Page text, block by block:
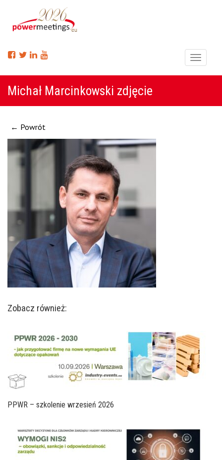
Menu
Michał Marcinkowski zdjęcie
← Powrót
Zobacz również:
PPWR – szkolenie wrzesień 2026